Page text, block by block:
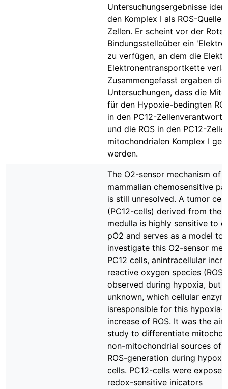
Untersuchungsergebnisse
den Komplex I als ROS-Quelle
Zellen. Er scheint vor der
Bindungsstelleüber ein
zu verfügen, an dem die
Elektronentransportkette
Zusammengefasst ergaben die
Untersuchungen, dass die
für den Hypoxie-bedingten
in den PC12-
und die ROS in den PC12-
mitochondrialen Komplex I
werden.
The O2-sensor mechanism of
mammalian chemosensitive
is still unresolved. A tumor cell
(PC12-cells) derived from the
medulla is highly sensitive to
pO2 and serves as a model to
investigate this O2-sensor
PC12 cells, anintracellular
reactive oxygen species
observed during hypoxia, but
unknown, which cellular
isresponsible for this hypoxia-
increase of ROS. It was the
study to differentiate
non-mitochondrial sources of
ROS-generation during
cells. PC12-cells were
redox-sensitive inicators